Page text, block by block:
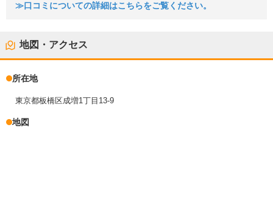
≫口コミについての詳細はこちらをご覧ください。
地図・アクセス
所在地
東京都板橋区成増1丁目13-9
地図